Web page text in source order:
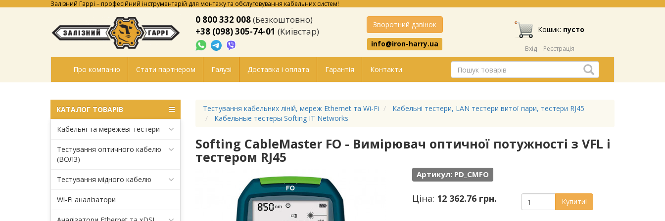
Залізний Гаррі – професійний інструментарій для монтажу та обслуговування кабельних систем!
0 800 332 008(Безкоштовно)
+38 (098) 305-74-01 (Київстар)
Зворотний дзвінок
info@iron-harry.ua
Кошик: пусто
Вхід Реєстрація
Про компанію Стати партнером Галузі Доставка і оплата Гарантія Контакти
КАТАЛОГ ТОВАРІВ
Кабельні та мережеві тестери
Тестування оптичного кабелю
(ВОЛЗ)
Тестування мідного кабелю
Wi-Fi аналізатори
Тестування кабельних ліній, мереж Ethernet та Wi-Fi
Кабельні тестери, LAN тестери витої пари, тестери RJ45
Кабельные тестеры Softing IT Networks
Softing CableMaster FO - Вимірювач оптичної потужності з VFL і
тестером RJ45
Артикул: PD_CMFO
Ціна: 12 362.76 грн. Купити!